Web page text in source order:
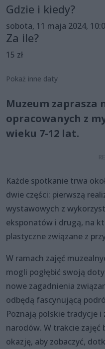
Gdzie i kiedy?
sobota, 11 maja 2024,
Za ile?
15 zł
Pokaż inne daty
Muzeum zaprasza
opracowanych z
wieku 7-12 lat.
Każde spotkanie trwa
dwie części: pierwszą
wystawowych z
eksponatów i drugą, na
plastyczne związane z
W ramach zajęć
mogli pogłębić swoją
nowe zagadnienia
odbędą fascynującą
Poznają polskie tradycje
narodów. W trakcie zajęć
okazję, aby zobaczyć,